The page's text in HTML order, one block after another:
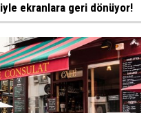
ekranlara geri dönüyor!